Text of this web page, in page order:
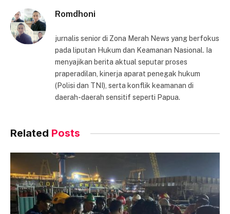
Romdhoni
jurnalis senior di Zona Merah News yang berfokus
pada liputan Hukum dan Keamanan Nasional. Ia
menyajikan berita aktual seputar proses
praperadilan, kinerja aparat penegak hukum
(Polisi dan TNI), serta konflik keamanan di
daerah-daerah sensitif seperti Papua.
Related Posts